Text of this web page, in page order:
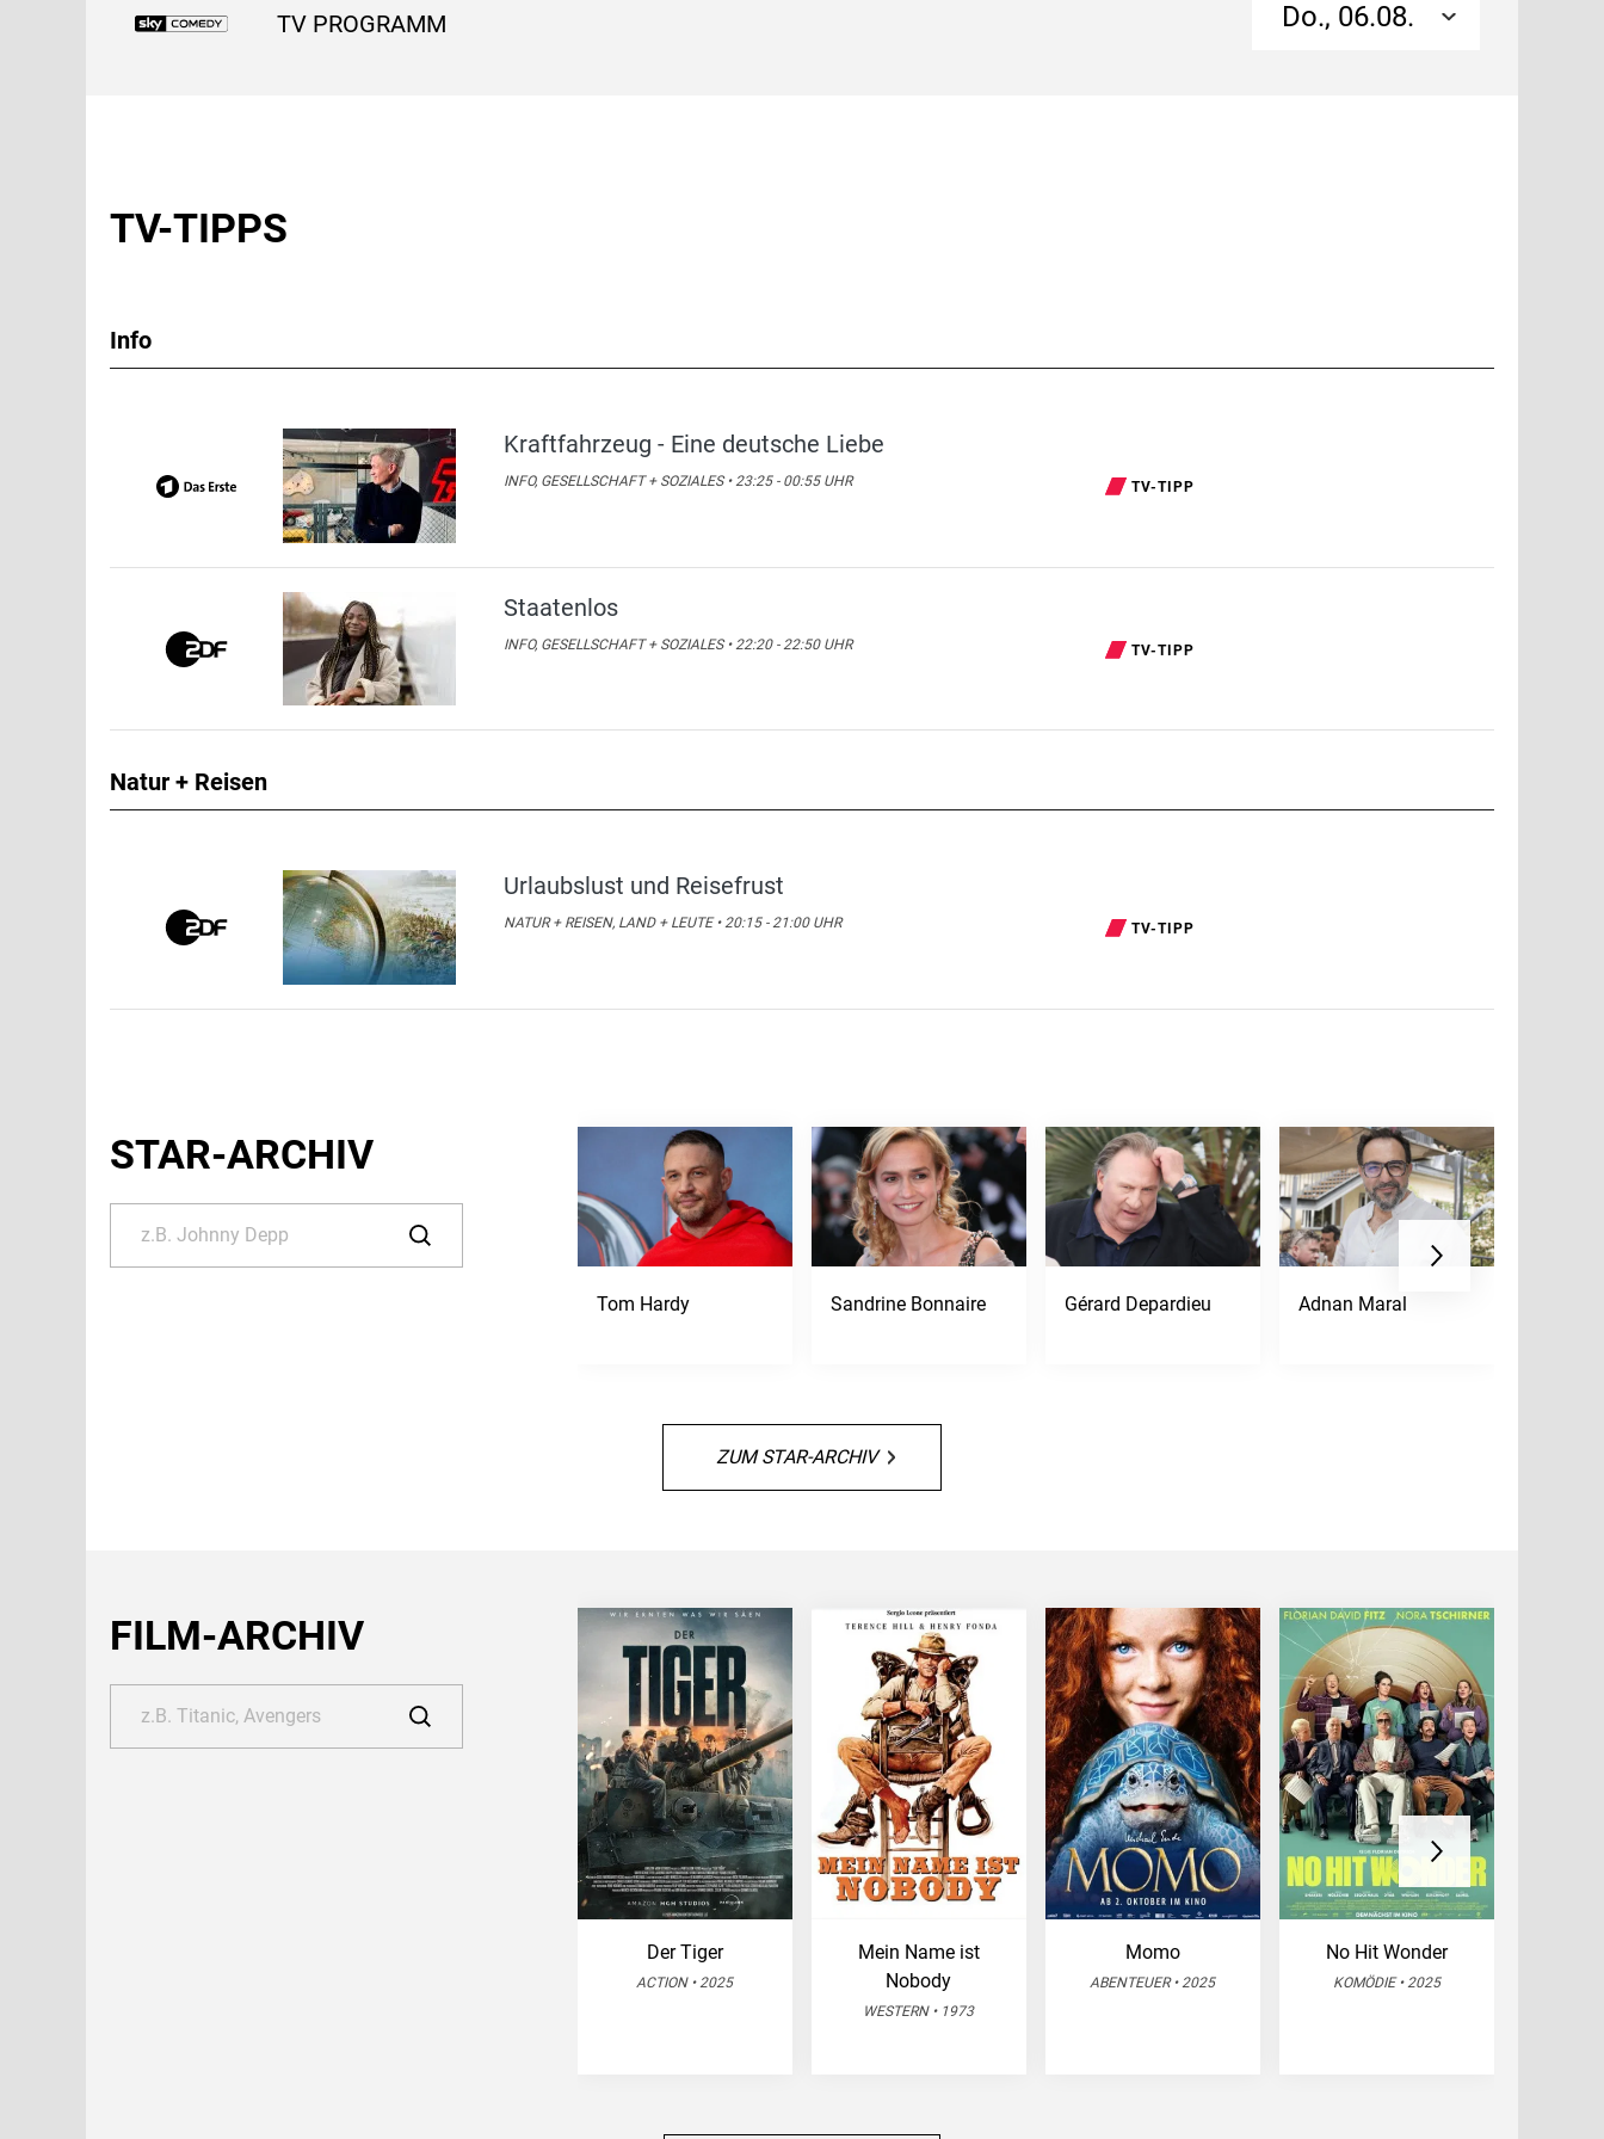
TV PROGRAMM Do., 06.08.
TV-TIPPS
Info
Kraftfahrzeug - Eine deutsche Liebe
INFO, GESELLSCHAFT + SOZIALES • 23:25 - 00:55 UHR TV-TIPP
Staatenlos
INFO, GESELLSCHAFT + SOZIALES • 22:20 - 22:50 UHR TV-TIPP
Natur + Reisen
Urlaubslust und Reisefrust
NATUR + REISEN, LAND + LEUTE • 20:15 - 21:00 UHR TV-TIPP
STAR-ARCHIV
Tom Hardy Sandrine Bonnaire Gérard Depardieu Adnan Maral
ZUM STAR-ARCHIV
FILM-ARCHIV
Der Tiger
ACTION • 2025
Mein Name ist
Nobody
WESTERN • 1973
Momo
ABENTEUER • 2025
No Hit Wonder
KOMÖDIE • 2025